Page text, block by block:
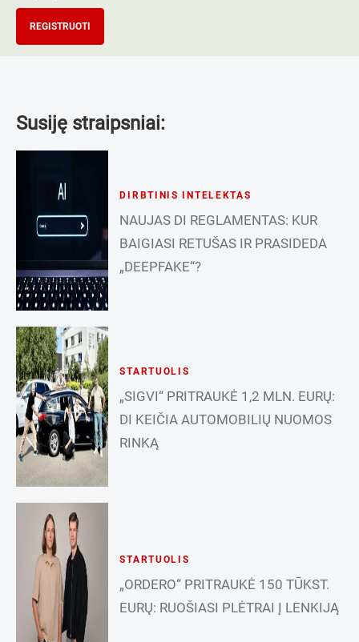
REGISTRUOTI
Susiję straipsniai:
DIRBTINIS INTELEKTAS
NAUJAS DI REGLAMENTAS: KUR
BAIGIASI RETUŠAS IR PRASIDEDA
„DEEPFAKE“?
STARTUOLIS
„SIGVI“ PRITRAUKĖ 1,2 MLN. EURŲ:
DI KEIČIA AUTOMOBILIŲ NUOMOS
RINKĄ
STARTUOLIS
„ORDERO“ PRITRAUKĖ 150 TŪKST.
EURŲ: RUOŠIASI PLĖTRAI Į LENKIJĄ